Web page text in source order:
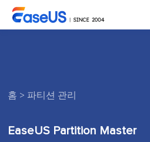
홈 > 파티션 관리
EaseUS Partition Master